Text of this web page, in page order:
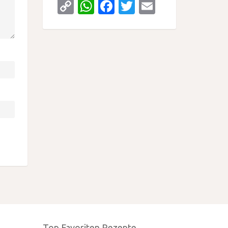
CopyWhatsApp
Facebook
Twitter
Email